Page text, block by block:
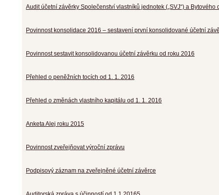
Audit účetní závěrky Společenství vlastníků jednotek („SVJ“) a Bytového
Povinnost konsolidace 2016 – sestavení první konsolidované účetní
Povinnost sestavit konsolidovanou účetní závěrku od roku 2016
Přehled o peněžních tocích od 1. 1. 2016
Přehled o změnách vlastního kapitálu od 1. 1. 2016
Anketa Alej roku 2015
Povinnost zveřejňovat výroční zprávu
Podpisový záznam na zveřejněné účetní závěrce